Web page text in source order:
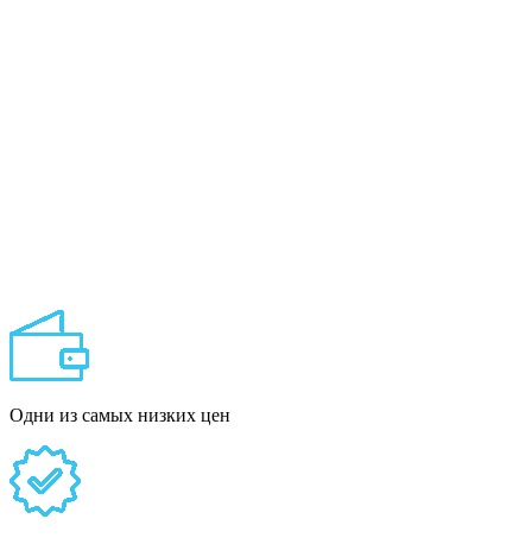
Одни из самых низких цен